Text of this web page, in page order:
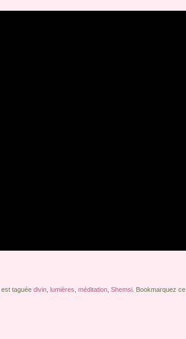
, est taguée divin, lumières méditation, Shemsi. Bookmarquez ce